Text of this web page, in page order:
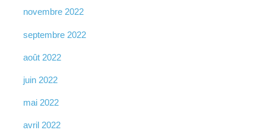
novembre 2022
septembre 2022
août 2022
juin 2022
mai 2022
avril 2022